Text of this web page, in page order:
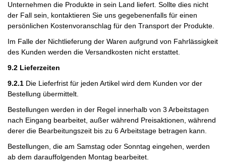
Unternehmen die Produkte in sein Land liefert. Sollte dies nicht
der Fall sein, kontaktieren Sie uns gegebenenfalls für einen
persönlichen Kostenvoranschlag für den Transport der Produkte.
Im Falle der Nichtlieferung der Waren aufgrund von Fahrlässigkeit
des Kunden werden die Versandkosten nicht erstattet.
9.2 Lieferzeiten
9.2.1 Die Lieferfrist für jeden Artikel wird dem Kunden vor der
Bestellung übermittelt.
Bestellungen werden in der Regel innerhalb von 3 Arbeitstagen
nach Eingang bearbeitet, außer während Preisaktionen, während
derer die Bearbeitungszeit bis zu 6 Arbeitstage betragen kann.
Bestellungen, die am Samstag oder Sonntag eingehen, werden
ab dem darauffolgenden Montag bearbeitet.